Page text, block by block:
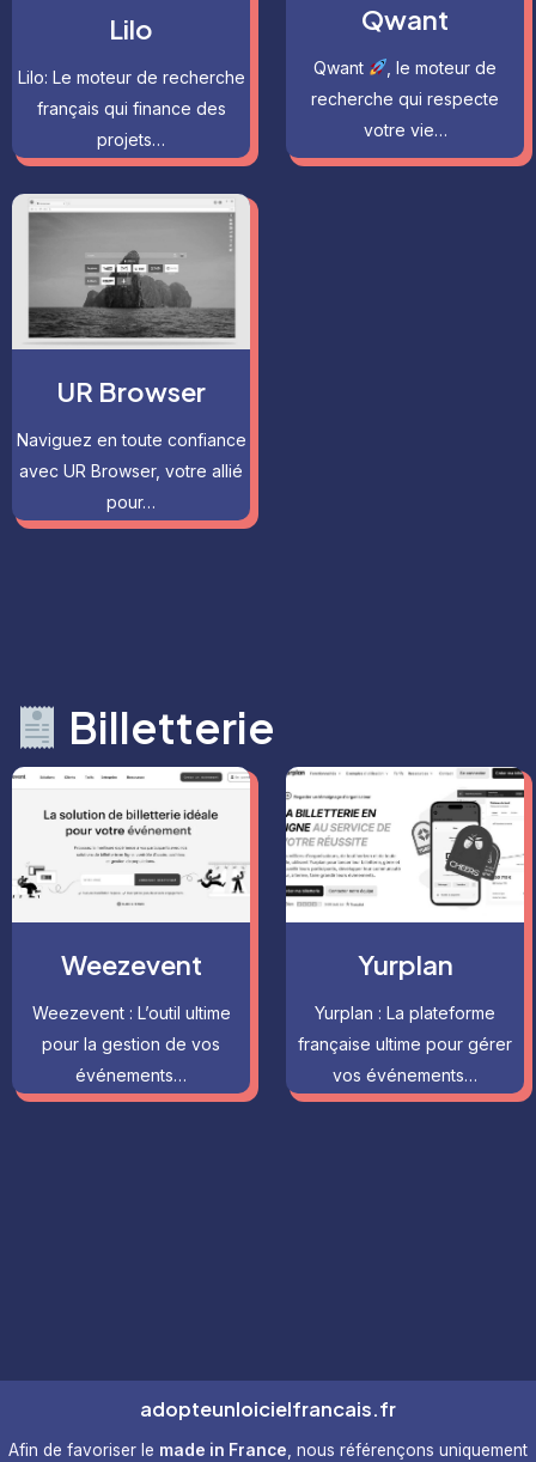
Lilo
Lilo: Le moteur de recherche
français qui finance des
projets…
Qwant
Qwant
, le moteur de
recherche qui respecte
votre vie…
UR Browser
Naviguez en toute confiance
avec UR Browser, votre allié
pour…
Billetterie
Weezevent
Weezevent : L’outil ultime
pour la gestion de vos
événements…
Yurplan
Yurplan : La plateforme
française ultime pour gérer
vos événements…
adopteunloicielfrancais.fr
Afin de favoriser le made in France, nous référençons uniquement